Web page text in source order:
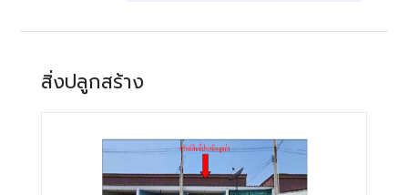
สิ่งปลูกสร้าง